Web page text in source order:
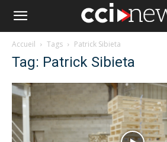
Accueil Tags Patrick Sibieta
Tag: Patrick Sibieta